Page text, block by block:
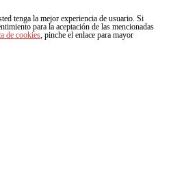
tenga la mejor experiencia de usuario. Si
para la aceptación de las mencionadas
de cookies, pinche el enlace para mayor